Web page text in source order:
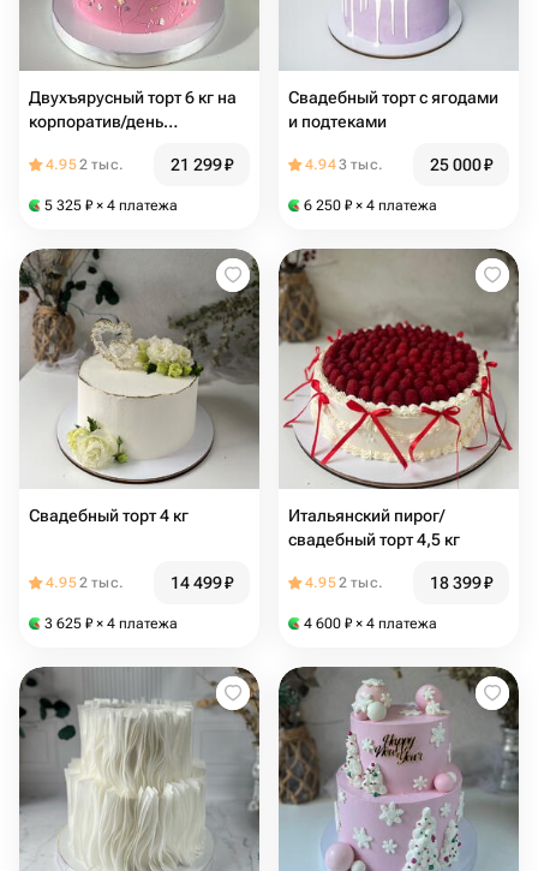
Двухъярусный торт 6 кг на
корпоратив/день
4.952 тыс. 21 299₽
5 325 ₽ × 4 платежа
Свадебный торт с ягодами
и подтеками
4.943 тыс. 25 000₽
6 250 ₽ × 4 платежа
Свадебный торт 4 кг
4.952 тыс. 14 499₽
3 625 ₽ × 4 платежа
Итальянский пирог/
свадебный торт 4,5 кг
4.952 тыс. 18 399₽
4 600 ₽ × 4 платежа